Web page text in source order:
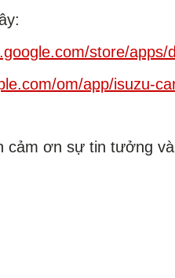
store/
om/app/isuzu-
cảm ơn sự tin tưởng